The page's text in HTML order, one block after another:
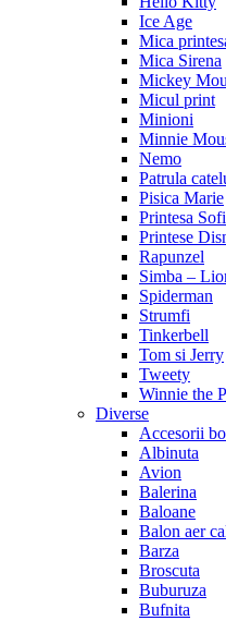
Ice Age
Mica
Mica Sirena
Mickey
Micul print
Minioni
Minnie
Nemo
Patrula
Pisica Marie
Printesa
Printese
Rapunzel
Simba –
Spiderman
Strumfi
Tinkerbell
Tom si Jerry
Tweety
Winnie the
Diverse
Accesorii
Albinuta
Avion
Balerina
Baloane
Balon aer
Barza
Broscuta
Buburuza
Bufnita